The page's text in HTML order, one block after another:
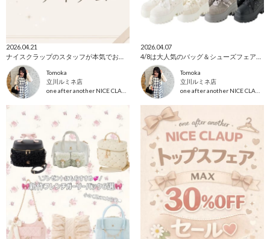
2026.04.21
Tomoka
立川ルミネ店
one after another NICE CLAUP
2026.04.07
Tomoka
立川ルミネ店